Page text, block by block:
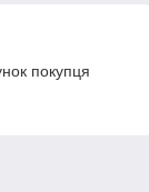
покупця